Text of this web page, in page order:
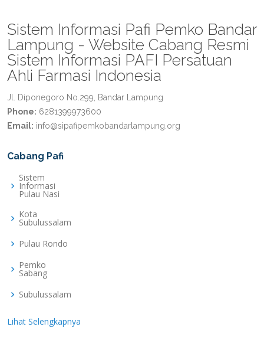
Sistem Informasi Pafi Pemko Bandar
Lampung - Website Cabang Resmi
Sistem Informasi PAFI Persatuan
Ahli Farmasi Indonesia
Jl. Diponegoro No.299, Bandar Lampung
Phone: 6281399973600
Email: info@sipafipemkobandarlampung.org
Cabang Pafi
Sistem
Informasi
Pulau Nasi
Kota
Subulussalam
Pulau Rondo
Pemko
Sabang
Subulussalam
Lihat Selengkapnya